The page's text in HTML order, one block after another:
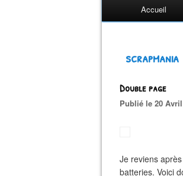
Accueil
scrapmania
Double page
Publié le 20
Je reviens
batteries. Voici